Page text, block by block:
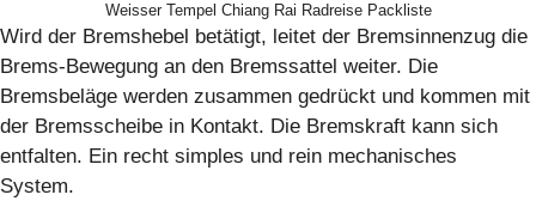
Weisser Tempel Chiang Rai Radreise Packliste
Wird der Bremshebel betätigt, leitet der Bremsinnenzug die
Brems-Bewegung an den Bremssattel weiter. Die
Bremsbeläge werden zusammen gedrückt und kommen mit
der Bremsscheibe in Kontakt. Die Bremskraft kann sich
entfalten. Ein recht simples und rein mechanisches
System.